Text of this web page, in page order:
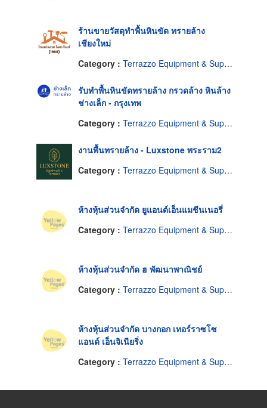
ร้านขายวัสดุทำพื้นหินขัด ทรายล้าง
เชียงใหม่
Category : Terrazzo Equipment & Supplies
รับทำพื้นหินขัดทรายล้าง กรวดล้าง หินล้าง
ช่างเล็ก - กรุงเทพ
Category : Terrazzo Equipment & Supplies
งานพื้นทรายล้าง - Luxstone พระราม2
Category : Terrazzo Equipment & Supplies
ห้างหุ้นส่วนจำกัด ยูแอนด์เอ็นแมชีนเนอรี่
Category : Terrazzo Equipment & Supplies
ห้างหุ้นส่วนจำกัด ฮ พัฒนาพาณิชย์
Category : Terrazzo Equipment & Supplies
ห้างหุ้นส่วนจำกัด บางกอก เทอร์ราซโซ
แอนด์ เอ็นจิเนียริ่ง
Category : Terrazzo Equipment & Supplies